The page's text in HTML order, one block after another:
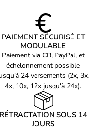
USB-C DOCKING
flux
HUBEE MINI est mince et
thermique naturelle, elle
une grande durabilité.
charge le triple affichage
le mode alternatif vidéo
jusqu'à 1080p et si
Gen 1 (3.1 Gen 1) Type-C
PAIEMENT SÉCURISÉ ET
MODULABLE
Paiement via CB, PayPal, et
échelonnement possible
24 versements (2x, 3x,
4x, 10x, 12x jusqu'à 24x).
RÉTRACTATION SOUS 14
JOURS